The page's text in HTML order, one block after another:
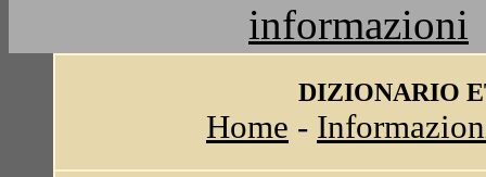
informazioni
DIZIONARIO
Home -